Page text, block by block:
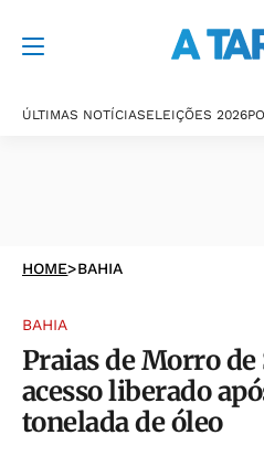
ÚLTIMAS NOTÍCIASELEIÇÕES 2026
HOME>BAHIA
BAHIA
Praias de Morro de
acesso liberado
tonelada de óleo